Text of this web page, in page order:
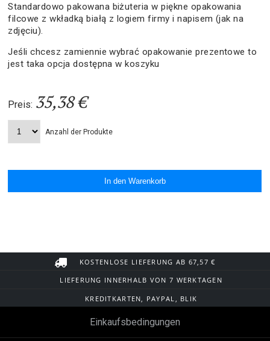
Standardowo pakowana biżuteria w piękne opakowania
filcowe z wkładką białą z logiem firmy i napisem (jak na
zdjęciu).
Jeśli chcesz zamiennie wybrać opakowanie prezentowe to
jest taka opcja dostępna w koszyku
Preis: 35,38 €
Anzahl der Produkte
KOSTENLOSE LIEFERUNG AB 67,57 €
LIEFERUNG INNERHALB VON 7 WERKTAGEN
KREDITKARTEN, PAYPAL, BLIK
Einkaufsbedingungen